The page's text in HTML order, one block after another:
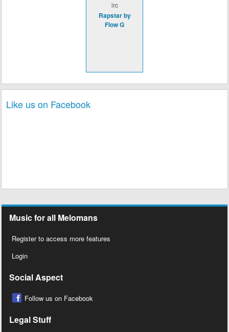
lrc
Rapstar by
Flow G
Like us on Facebook
Music for all Melomans
Register to access more features
Login
Social Aspect
Follow us on Facebook
Legal Stuff